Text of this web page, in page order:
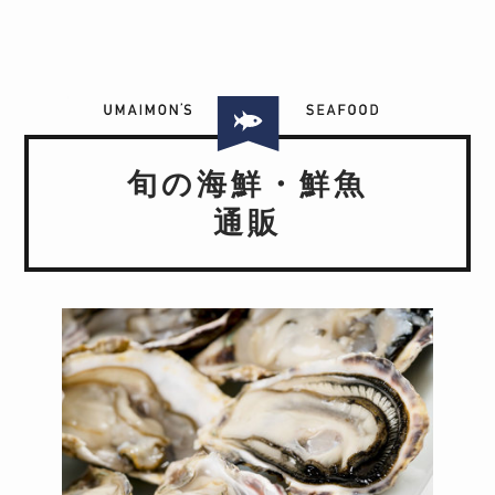
旬の海鮮・鮮魚
通販